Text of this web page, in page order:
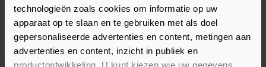
technologieën zoals cookies om informatie op uw
apparaat op te slaan en te gebruiken met als doel
gepersonaliseerde advertenties en content, metingen aan
advertenties en content, inzicht in publiek en
productontwikkeling. U kunt kiezen wie uw gegevens